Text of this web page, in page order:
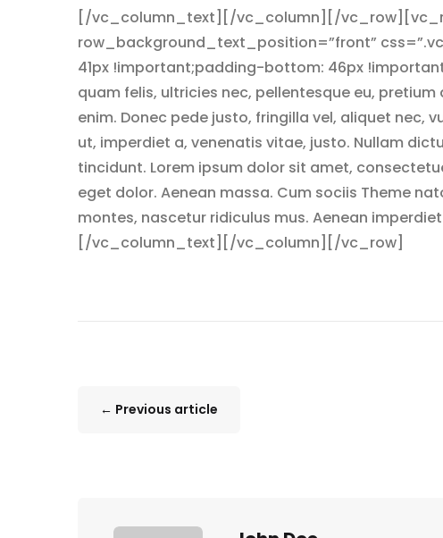
[/vc_column_text][/vc_column][/
row_background_text_position=”front”
41px !important;padding-bottom: 46px
quam felis, ultricies nec, pellentesque eu,
enim. Donec pede justo, fringilla vel, aliquet nec,
ut, imperdiet a, venenatis vitae, justo. Nullam
tincidunt. Lorem ipsum dolor sit amet,
eget dolor. Aenean massa. Cum sociis Theme
montes, nascetur ridiculus mus. Aenean
[/vc_column_text][/vc_column][/vc_row]
← Previous article